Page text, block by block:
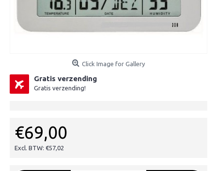
Click Image for Gallery
Gratis verzending
Gratis verzending!
€69,00
Excl. BTW: €57,02